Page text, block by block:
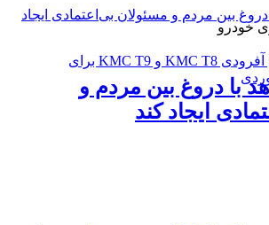
دروغ بین مردم و
ایجاد کند